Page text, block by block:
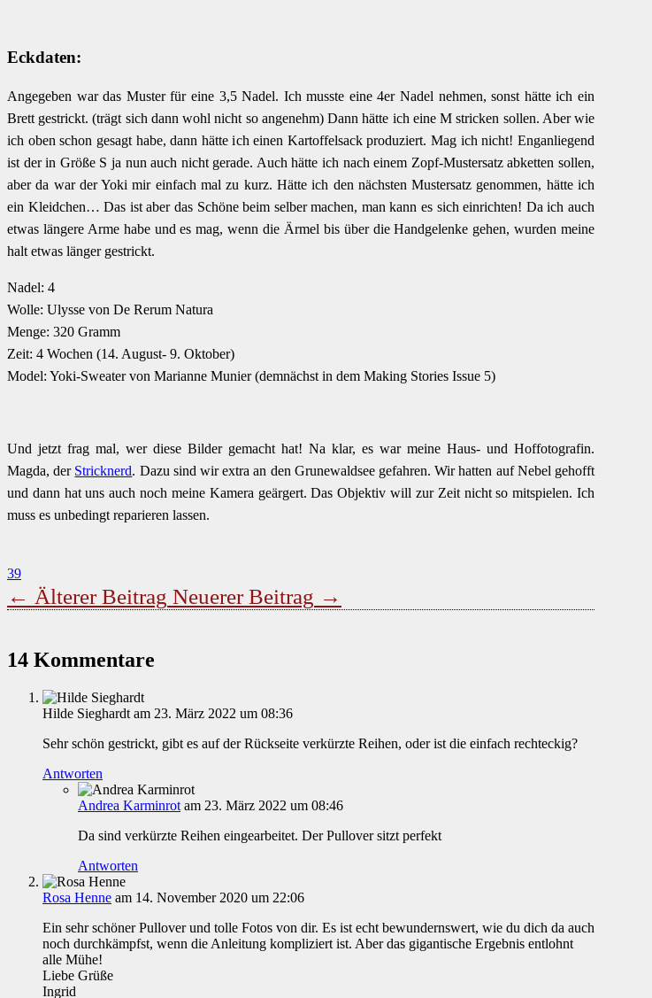
Eckdaten:
Angegeben war das Muster für eine 3,5 Nadel. Ich musste eine 4er Nadel nehmen, sonst hätte ich ein
Brett gestrickt. (trägt sich dann wohl nicht so angenehm) Dann hätte ich eine M stricken sollen. Aber wie
ich oben schon gesagt habe, dann hätte ich einen Kartoffelsack produziert. Mag ich nicht! Enganliegend
ist der in Größe S ja nun auch nicht gerade. Auch hätte ich nach einem Zopf-Mustersatz abketten sollen,
aber da war der Yoki mir einfach mal zu kurz. Hätte ich den nächsten Mustersatz genommen, hätte ich
ein Kleidchen… Das ist aber das Schöne beim selber machen, man kann es sich einrichten! Da ich auch
etwas längere Arme habe und es mag, wenn die Ärmel bis über die Handgelenke gehen, wurden meine
halt etwas länger gestrickt.
Nadel: 4
Wolle: Ulysse von De Rerum Natura
Menge: 320 Gramm
Zeit: 4 Wochen (14. August- 9. Oktober)
Model: Yoki-Sweater von Marianne Munier (demnächst in dem Making Stories Issue 5)
Und jetzt frag mal, wer diese Bilder gemacht hat! Na klar, es war meine Haus- und Hoffotografin.
Magda, der Stricknerd. Dazu sind wir extra an den Grunewaldsee gefahren. Wir hatten auf Nebel gehofft
und dann hat uns auch noch meine Kamera geärgert. Das Objektiv will zur Zeit nicht so mitspielen. Ich
muss es unbedingt reparieren lassen.
39
← Älterer Beitrag Neuerer Beitrag →
14 Kommentare
Hilde Sieghardt am 23. März 2022 um 08:36
Sehr schön gestrickt, gibt es auf der Rückseite verkürzte Reihen, oder ist die einfach rechteckig?
Antworten
Andrea Karminrot am 23. März 2022 um 08:46
Da sind verkürzte Reihen eingearbeitet. Der Pullover sitzt perfekt
Antworten
Rosa Henne am 14. November 2020 um 22:06
Ein sehr schöner Pullover und tolle Fotos von dir. Es ist echt bewundernswert, wie du dich da auch
noch durchkämpfst, wenn die Anleitung kompliziert ist. Aber das gigantische Ergebnis entlohnt
alle Mühe!
Liebe Grüße
Ingrid